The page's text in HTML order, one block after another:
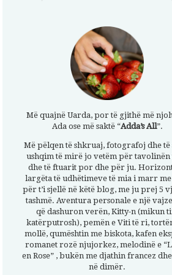
Më quajnë Uarda, por të gjithë më
Ada ose më saktë “Adda’s All”.
Më pëlqen të shkruaj, fotografoj dhe të
ushqim të mirë jo vetëm për tavolinën
dhe të ftuarit por dhe për ju.
largëta të udhëtimeve të mia i marr
për t’i sjellë në këtë blog, me ju prej 5
tashmë. Aventura personale e një
që dashuron verën, Kitty-n (mikun
katërputrosh), pemën e Viti të ri,
mollë, qumështin me biskota, kafen
romanet rozë njujorkez, melodinë e
en Rose” , bukën me djathin francez
në dimër.